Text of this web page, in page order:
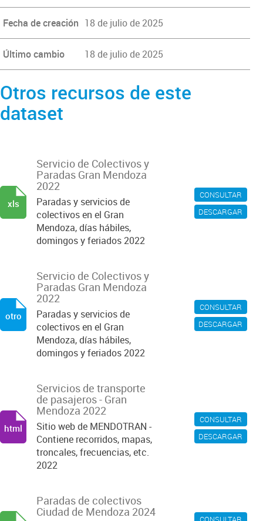
Fecha de creación 18 de julio de 2025
Último cambio 18 de julio de 2025
Otros recursos de este
dataset
CONSULTAR
DESCARGAR
Servicio de Colectivos y
Paradas Gran Mendoza
2022
Paradas y servicios de
colectivos en el Gran
Mendoza, días hábiles,
domingos y feriados 2022
xls
CONSULTAR
DESCARGAR
Servicio de Colectivos y
Paradas Gran Mendoza
2022
Paradas y servicios de
colectivos en el Gran
Mendoza, días hábiles,
domingos y feriados 2022
otro
CONSULTAR
DESCARGAR
Servicios de transporte
de pasajeros - Gran
Mendoza 2022
Sitio web de MENDOTRAN -
Contiene recorridos, mapas,
troncales, frecuencias, etc.
2022
html
Paradas de colectivos
Ciudad de Mendoza 2024